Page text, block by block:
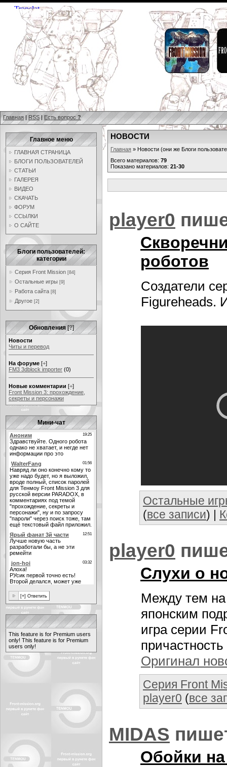
Главная | RSS | Есть вопрос ?
Главное меню
ГЛАВНАЯ СТРАНИЦА
БЛОГИ ПОЛЬЗОВАТЕЛЕЙ
СТАТЬИ
ГАЛЕРЕЯ
ВИДЕО
СКАЧАТЬ
ФОРУМ
ССЫЛКИ
О САЙТЕ
Блоги пользователей:
категории
Серия Front Mission [84]
Остальные игры [9]
Работа сайта [8]
Другое [2]
Обновления [?]
Новости
Читы и перевод
На форуме [+]
FM3 3dblock importer (0)
Новые комментарии [+]
Front Mission 3: прохождение,
секреты и персонажи
Мини-чат
This feature is for Premium users
only! This feature is for Premium
users only!
НОВОСТИ
Главная » Новости (они же Блоги
Всего материалов: 79
Показано материалов: 21-30
player0
роботов
Создатели
Figureheads.
Остальные
(все записи) |
player0
Слухи о
Между тем на
японским
игра серии
Оригинал
Серия Front
player0 (все
MIDАS
Обойки